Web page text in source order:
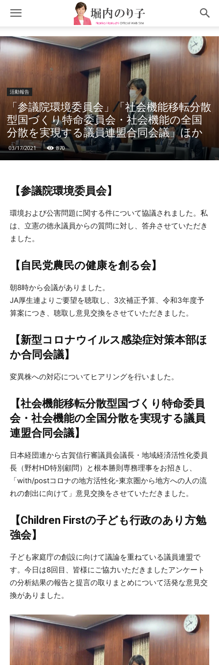
活動報告
「参議院環境委員会」「社会機能移転分散
型国づくり特命委員会・社会機能の全国
分散を実現する議員連盟合同会議」ほか
03/17/2021 870
【参議院環境委員会】
環境および公害問題に関する件について協議されました。私
は、立憲の徳永議員からの質問に対し、答弁させていただき
ました。
【自民党農民の健康を創る会】
朝8時から会議がありました。
JA厚生連よりご要望を聴取し、3次補正予算、令和3年度予
算案につき、聴取し意見交換をさせていただきました。
【新型コロナウイルス感染症対策本部ほ
か合同会議】
変異株への対応についてヒアリングを行いました。
【社会機能移転分散型国づくり特命委員
会・社会機能の全国分散を実現する議員
連盟合同会議】
日本経団連から古賀信行審議員会議長・地域経済活性化委員
長（野村HD特別顧問）と根本勝則専務理事をお招きし、
「with/postコロナの地方活性化-東京圏から地方への人の流
れの創出に向けて」意見交換をさせていただきました。
【Children Firstの子ども行政のあり方勉
強会】
子ども家庭庁の創設に向けて議論を重ねている議員連盟で
す。今日は8回目、皆様にご協力いただきましたアンケート
の分析結果の報告と提言の取りまとめについて活発な意見交
換がありました。